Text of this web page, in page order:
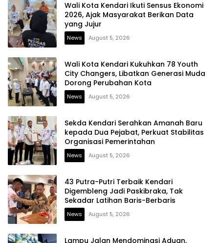
Wali Kota Kendari Ikuti Sensus Ekonomi
2026, Ajak Masyarakat Berikan Data
yang Jujur
News August 5, 2026
Wali Kota Kendari Kukuhkan 78 Youth
City Changers, Libatkan Generasi Muda
Dorong Perubahan Kota
News August 5, 2026
Sekda Kendari Serahkan Amanah Baru
kepada Dua Pejabat, Perkuat Stabilitas
Organisasi Pemerintahan
News August 5, 2026
43 Putra-Putri Terbaik Kendari
Digembleng Jadi Paskibraka, Tak
Sekadar Latihan Baris-Berbaris
News August 5, 2026
Lampu Jalan Mendominasi Aduan,